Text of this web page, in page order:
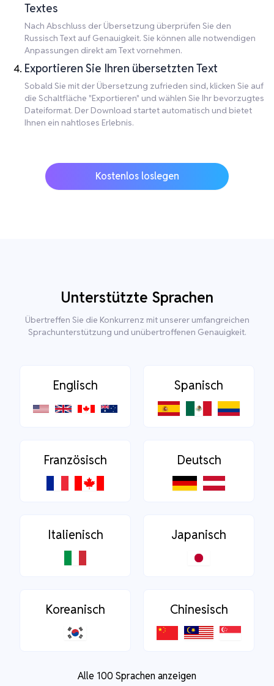
Textes
Nach Abschluss der Übersetzung überprüfen Sie den
Russisch Text auf Genauigkeit. Sie können alle notwendigen
Anpassungen direkt am Text vornehmen.
Exportieren Sie Ihren übersetzten Text
Sobald Sie mit der Übersetzung zufrieden sind, klicken Sie auf
die Schaltfläche "Exportieren" und wählen Sie Ihr bevorzugtes
Dateiformat. Der Download startet automatisch und bietet
Ihnen ein nahtloses Erlebnis.
Kostenlos loslegen
Unterstützte Sprachen
Übertreffen Sie die Konkurrenz mit unserer umfangreichen
Sprachunterstützung und unübertroffenen Genauigkeit.
Englisch Spanisch
Französisch Deutsch
Italienisch Japanisch
Koreanisch Chinesisch
Alle 100 Sprachen anzeigen